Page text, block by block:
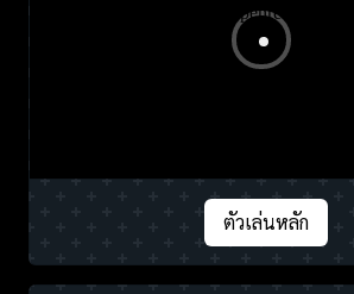
ตัวเล่นหลัก